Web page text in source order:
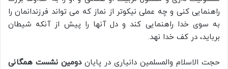
راهنمایی کنی و چه عملی نیکوتر از نماز که می تواند فرزندانمان را
به سوی خدا راهنمایی کند و دل آنها را پیش از آنکه شیطان
برباید، در کف خدا نهد.
حجت الاسلام والمسلمین دانیاری در پایاندومین نشست همگانی